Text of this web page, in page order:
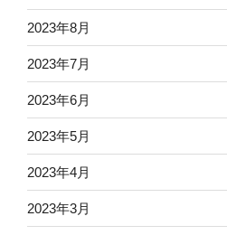
2023年8月
2023年7月
2023年6月
2023年5月
2023年4月
2023年3月